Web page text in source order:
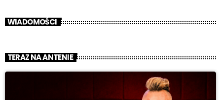
WIADOMOŚCI
TERAZ NA ANTENIE